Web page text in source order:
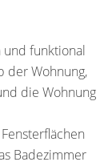
und funktional
der Wohnung,
die Wohnung
Badezimmer